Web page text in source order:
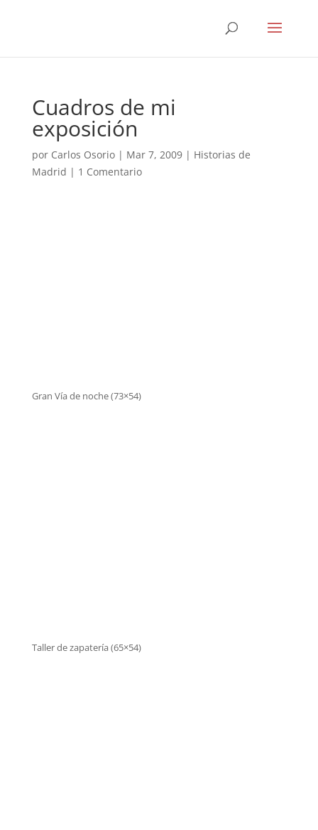
Cuadros de mi
exposición
por Carlos Osorio| Mar 7, 2009| Historias de
Madrid | 1 Comentario
Gran Vía de noche (73×54)
Taller de zapatería (65×54)